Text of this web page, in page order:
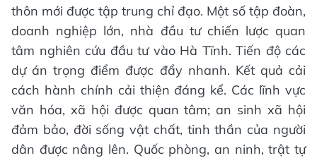
thôn mới được tập trung chỉ đạo. Một số tập đoàn,
doanh nghiệp lớn, nhà đầu tư chiến lược quan
tâm nghiên cứu đầu tư vào Hà Tĩnh. Tiến độ các
dự án trọng điểm được đẩy nhanh. Kết quả cải
cách hành chính cải thiện đáng kể. Các lĩnh vực
văn hóa, xã hội được quan tâm; an sinh xã hội
đảm bảo, đời sống vật chất, tinh thần của người
dân được nâng lên. Quốc phòng, an ninh, trật tự